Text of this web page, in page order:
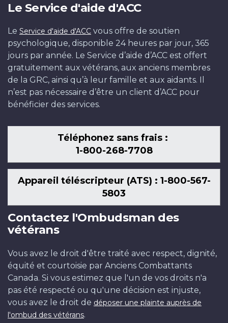
Le Service d'aide d'ACC
Le Service d'aide d'ACC vous offre de soutien
psychologique, disponible 24 heures par jour, 365
jours par année. Le Service d’aide d’ACC est offert
gratuitement aux vétérans, aux anciens membres
de la GRC, ainsi qu’à leur famille et aux aidants. Il
n’est pas nécessaire d’être un client d’ACC pour
bénéficier des services.
Téléphonez sans frais :
1-800-268-7708
Appareil téléscripteur (ATS) : 1-800-567-
5803
Contactez l'Ombudsman des
vétérans
Vous avez le droit d'être traité avec respect, dignité,
équité et courtoisie par Anciens Combattants
Canada. Si vous estimez que l'un de vos droits n'a
pas été respecté ou qu'une décision est injuste,
vous avez le droit de déposer une plainte auprès de
l'ombud des vétérans.